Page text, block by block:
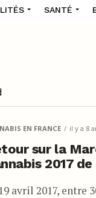
SANTÉ
EN FRANCE il y a 8
sur la
2017
avril 2017, entre